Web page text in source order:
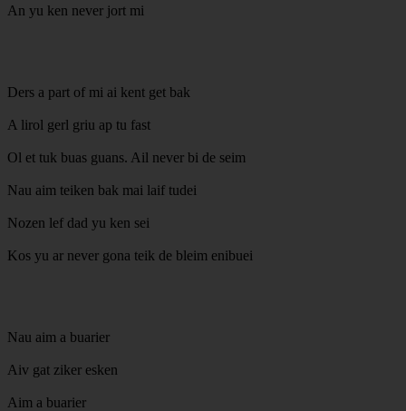
An yu ken never jort mi
Ders a part of mi ai kent get bak
A lirol gerl griu ap tu fast
Ol et tuk buas guans. Ail never bi de seim
Nau aim teiken bak mai laif tudei
Nozen lef dad yu ken sei
Kos yu ar never gona teik de bleim enibuei
Nau aim a buarier
Aiv gat ziker esken
Aim a buarier